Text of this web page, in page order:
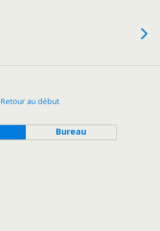
Retour au début
Bureau